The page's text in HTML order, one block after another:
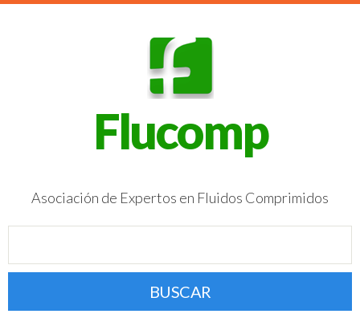
Flucomp
Asociación de Expertos en Fluidos Comprimidos
BUSCAR